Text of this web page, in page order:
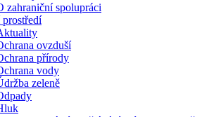
zahraniční spolupráci
ovzduší
přírody
vody
zeleně